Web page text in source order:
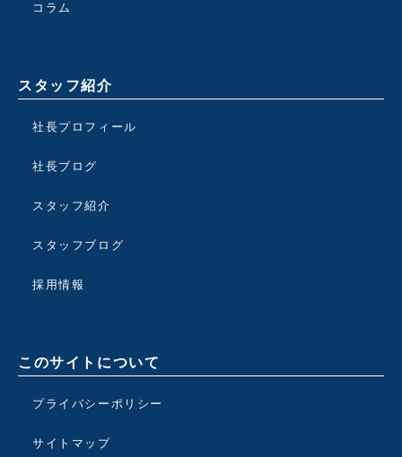
コラム
スタッフ紹介
社長プロフィール
社長ブログ
スタッフ紹介
スタッフブログ
採用情報
このサイトについて
プライバシーポリシー
サイトマップ